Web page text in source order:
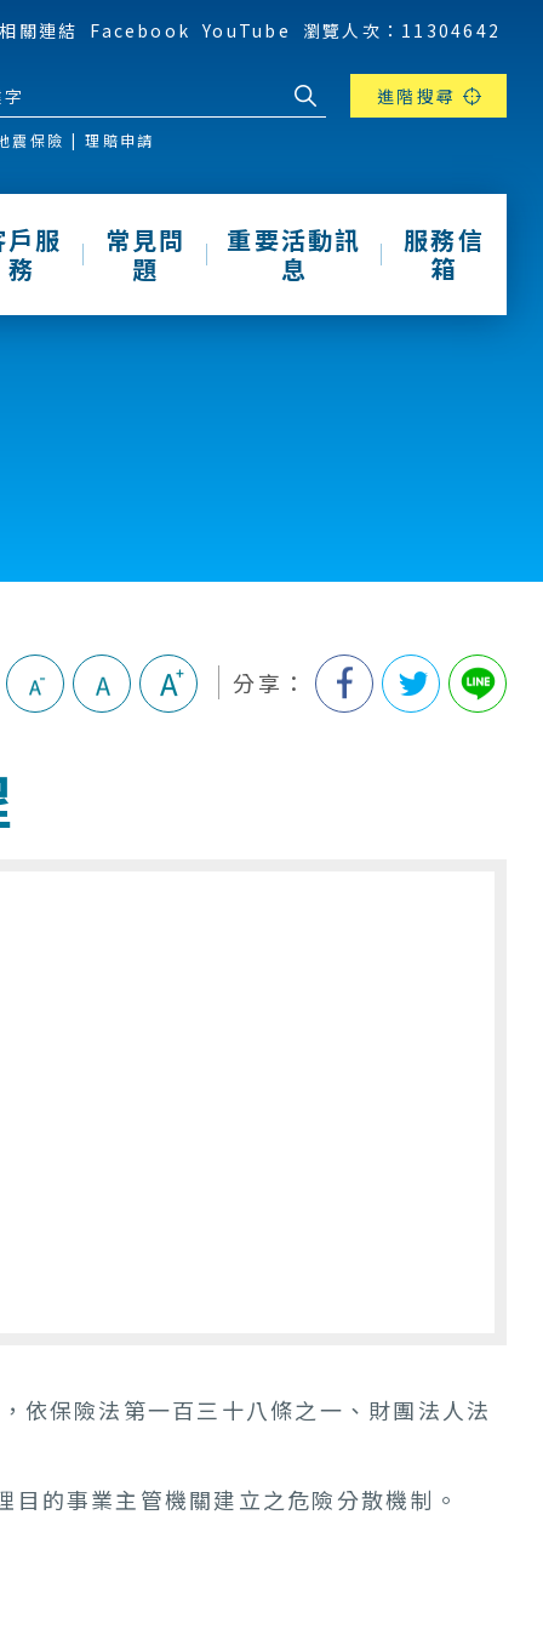
相關連結 Facebook YouTube 瀏覽人次：11304642
進階搜尋
震保險 理賠申請
戶服
務
常見問
題
重要活動訊
息
服務信
箱
分享：
依保險法第一百三十八條之一、財團法人法
的事業主管機關建立之危險分散機制。